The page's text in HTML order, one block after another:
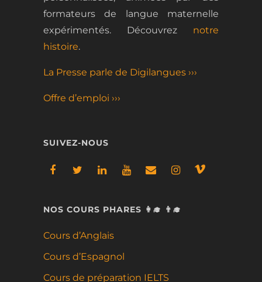
formateurs de langue maternelle
expérimentés. Découvrez notre
histoire.
La Presse parle de Digilangues ›››
Offre d’emploi ›››
SUIVEZ-NOUS
NOS COURS PHARES 👩‍🎓 👨‍🎓
Cours d’Anglais
Cours d’Espagnol
Cours de préparation IELTS